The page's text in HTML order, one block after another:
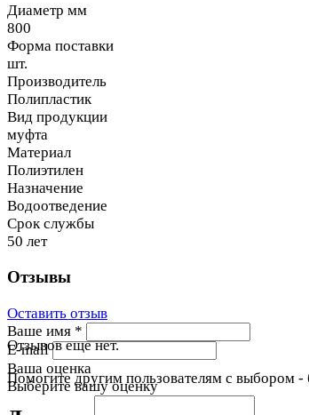
Диаметр мм
800
Форма поставки
шт.
Производитель
Полипластик
Вид продукции
муфта
Материал
Полиэтилен
Назначение
Водоотведение
Срок службы
50 лет
Отзывы
Оставить отзыв
Ваше имя *
E-mail
Ваша оценка
Выберите вашу оценку
Отзывов еще нет.
Помогите другим пользователям с выбором -